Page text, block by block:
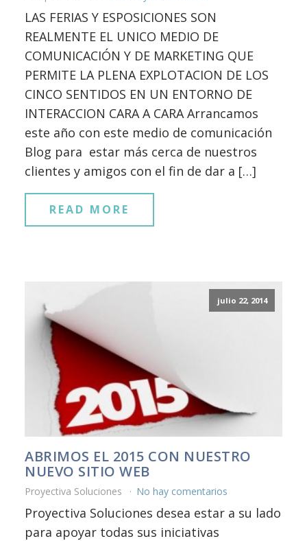
LAS FERIAS Y ESPOSICIONES SON
REALMENTE EL UNICO MEDIO DE
COMUNICACIÓN Y DE MARKETING QUE
PERMITE LA PLENA EXPLOTACION DE LOS
CINCO SENTIDOS EN UN ENTORNO DE
INTERACCION CARA A CARA Arrancamos
este año con este medio de comunicación
Blog para estar más cerca de nuestros
clientes y amigos con el fin de dar a […]
READ MORE
julio 22, 2014
ABRIMOS EL 2015 CON NUESTRO
NUEVO SITIO WEB
Proyectiva Soluciones No hay comentarios
Proyectiva Soluciones desea estar a su lado
para apoyar todas sus iniciativas